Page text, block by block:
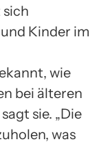
Kinder im
wie
bei älteren
sie. „Die
was